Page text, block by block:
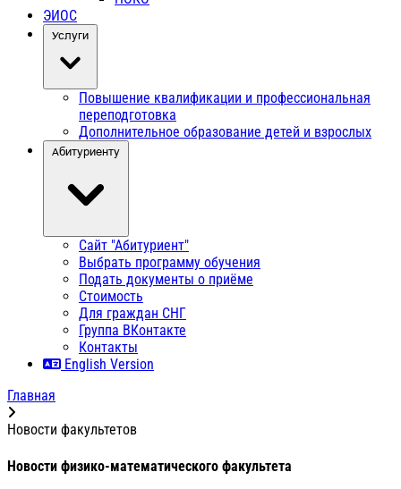
ЭИОС
Услуги
Повышение квалификации и профессиональная
переподготовка
Дополнительное образование детей и взрослых
Абитуриенту
Сайт "Абитуриент"
Выбрать программу обучения
Подать документы о приёме
Стоимость
Для граждан СНГ
Группа ВКонтакте
Контакты
English Version
Главная
Новости факультетов
Новости физико-математического факультета